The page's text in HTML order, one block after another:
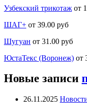
Узбекский трикотаж от
ШАГ+ от 39.00 руб
Шугуан от 31.00 руб
ЮстаТекс (Воронеж) от
Новые записи
26.11.2025